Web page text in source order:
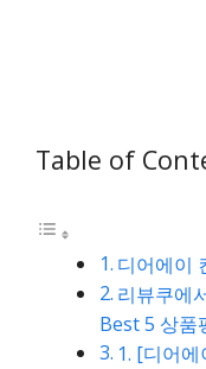
Table of
디어에이
리뷰쿠에
Best 5 상품
1. [디어